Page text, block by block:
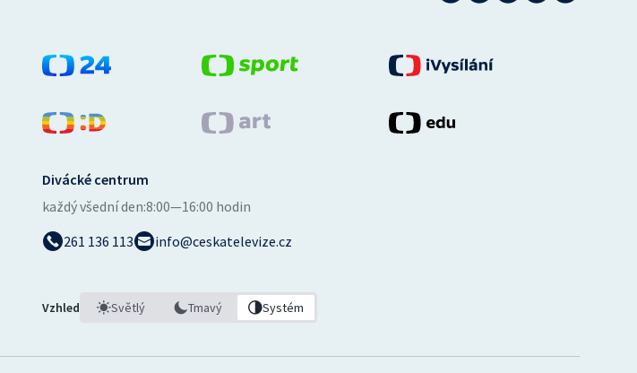
Divácké centrum
každý všední den:8:00—16:00 hodin
261 136 113
info@ceskatelevize.cz
Vzhled Světlý Tmavý Systém